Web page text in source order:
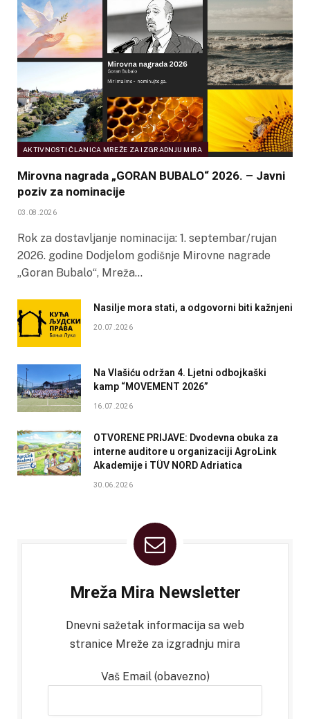
AKTIVNOSTI ČLANICA MREŽE ZA IZGRADNJU MIRA
Mirovna nagrada „GORAN BUBALO“ 2026. – Javni
poziv za nominacije
03.08.2026
Rok za dostavljanje nominacija: 1. septembar/rujan
2026. godine Dodjelom godišnje Mirovne nagrade
„Goran Bubalo“, Mreža…
Nasilje mora stati, a odgovorni biti kažnjeni
20.07.2026
Na Vlašiću održan 4. Ljetni odbojkaški
kamp “MOVEMENT 2026”
16.07.2026
OTVORENE PRIJAVE: Dvodevna obuka za
interne auditore u organizaciji AgroLink
Akademije i TÜV NORD Adriatica
30.06.2026
Mreža Mira Newsletter
Dnevni sažetak informacija sa web
stranice Mreže za izgradnju mira
Vaš Email (obavezno)